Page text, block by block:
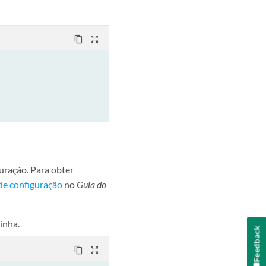
content_copy zoom_out_map
Para obter
configuração noGuia do
content_copy zoom_out_map Feedback